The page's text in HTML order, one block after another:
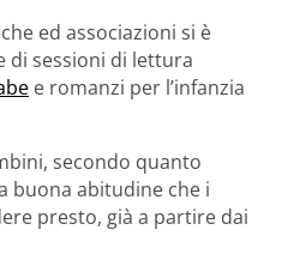
ed associazioni si è
di sessioni di lettura
e romanzi per l’infanzia
secondo quanto
buona abitudine che i
presto, già a partire dai